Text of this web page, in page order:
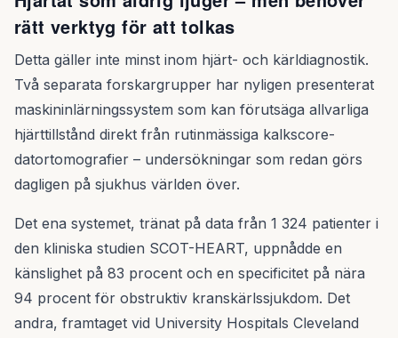
rätt verktyg för att tolkas
Detta gäller inte minst inom hjärt- och kärldiagnostik.
Två separata forskargrupper har nyligen presenterat
maskininlärningssystem som kan förutsäga allvarliga
hjärttillstånd direkt från rutinmässiga kalkscore-
datortomografier – undersökningar som redan görs
dagligen på sjukhus världen över.
Det ena systemet, tränat på data från 1 324 patienter i
den kliniska studien SCOT-HEART, uppnådde en
känslighet på 83 procent och en specificitet på nära
94 procent för obstruktiv kranskärlssjukdom. Det
andra, framtaget vid University Hospitals Cleveland